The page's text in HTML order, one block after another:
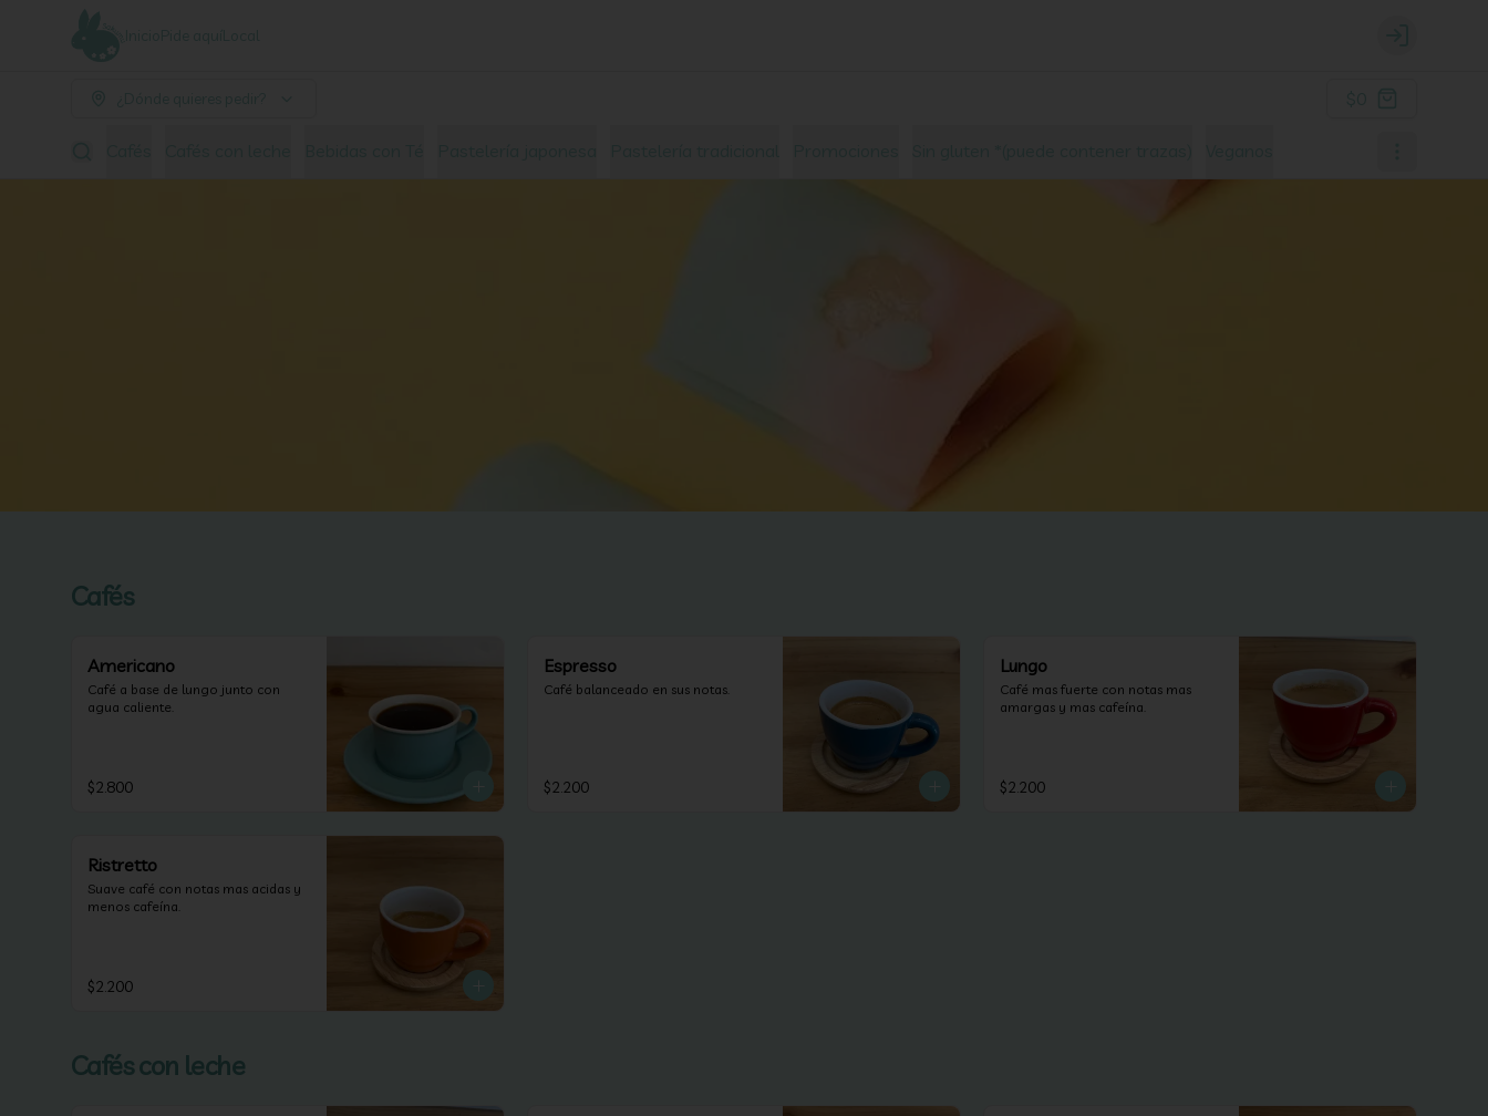
Cafés
Americano
Café a base de lungo junto con
agua caliente.
$2.800
Espresso
Café balanceado en sus notas.
$2.200
Lungo
Café mas fuerte con notas mas
amargas y mas cafeína.
$2.200
Ristretto
Suave café con notas mas acidas y
menos cafeína.
$2.200
Cafés con leche